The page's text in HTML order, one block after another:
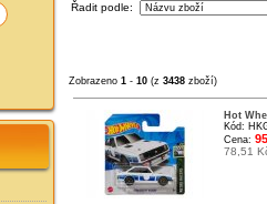
Řadit podle:
Zobrazeno 1- 10(z 3438zboží)
Hot
Kód:
Cena:
78,51